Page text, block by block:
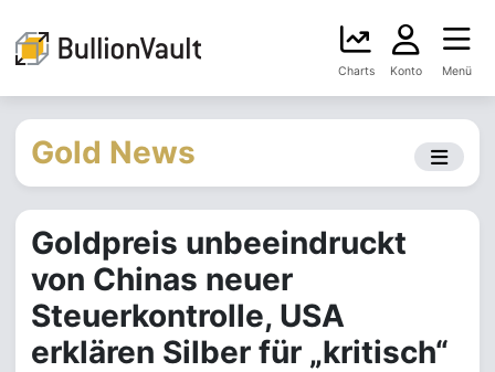
Charts Konto Menü
Gold News
Goldpreis unbeeindruckt
von Chinas neuer
Steuerkontrolle, USA
erklären Silber für „kritisch“